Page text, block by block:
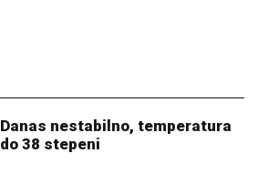
Danas nestabilno, temperatura
do 38 stepeni